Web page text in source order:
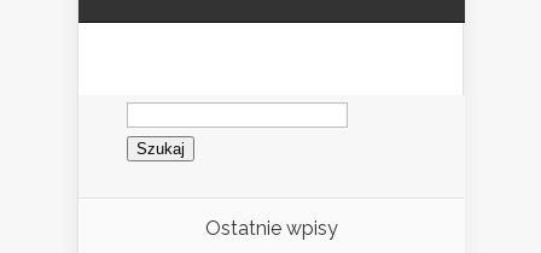
Szukaj:
Ostatnie wpisy